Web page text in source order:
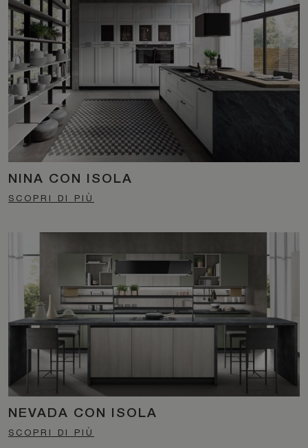
NINA CON ISOLA
SCOPRI DI PIÙ
NEVADA CON ISOLA
SCOPRI DI PIÙ